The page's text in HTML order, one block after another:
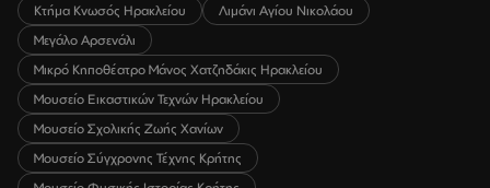
Κτήμα Κνωσός Ηρακλείου
Λιμάνι Αγίου Νικολάου
Μεγάλο Αρσενάλι
Μικρό Κηποθέατρο Μάνος Χατζηδάκις Ηρακλείου
Μουσείο Εικαστικών Τεχνών Ηρακλείου
Μουσείο Σχολικής Ζωής Χανίων
Μουσείο Σύγχρονης Τέχνης Κρήτης